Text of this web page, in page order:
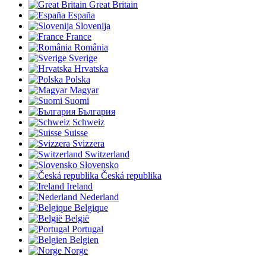
Great Britain
España
Slovenija
France
România
Sverige
Hrvatska
Polska
Magyar
Suomi
България
Schweiz
Suisse
Svizzera
Switzerland
Slovensko
Česká republika
Ireland
Nederland
Belgique
België
Portugal
Belgien
Norge